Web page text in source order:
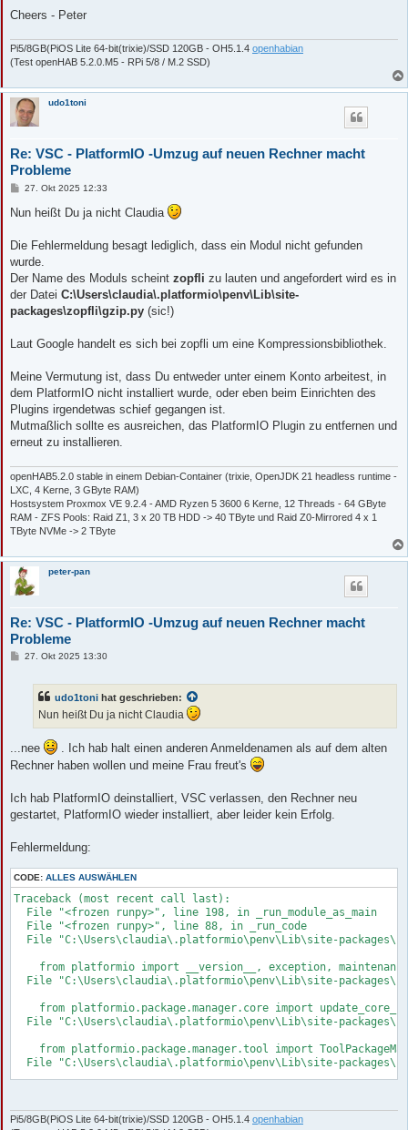
========================= [FAILED] Took 131.48 seconds
Environment    Status    Duration
-------------  --------  ------------
tasmota32c3    FAILED    00:02:11.481
==================== 1 failed, 0 succeeded in 00:02:11.481
Environment    Status    Duration
tasmota-4M     FAILED    00:00:09.700
*  Der Terminalprozess
Cheers - Peter
Pi5/8GB(PiOS Lite 64-bit(trixie)/SSD 120GB - OH5.1.4 openhabian
(Test openHAB 5.2.0.M5 - RPi 5/8 / M.2 SSD)
udo1toni
Re: VSC - PlatformIO -Umzug auf neuen Rechner macht
Probleme
B
t
a
g
27. Okt 2025 12:33
Nun heißt Du ja nicht Claudia
Die Fehlermeldung besagt lediglich, dass ein Modul nicht gefunden
wurde.
Der Name des Moduls scheint zopfli zu lauten und angefordert wird es in
der Datei C:\Users\claudia\.platformio\penv\Lib\site-
packages\zopfli\gzip.py (sic!)
Laut Google handelt es sich bei zopfli um eine Kompressionsbibliothek.
Meine Vermutung ist, dass Du entweder unter einem Konto arbeitest, in
dem PlatformIO nicht installiert wurde, oder eben beim Einrichten des
Plugins irgendetwas schief gegangen ist.
Mutmaßlich sollte es ausreichen, das PlatformIO Plugin zu entfernen und
erneut zu installieren.
openHAB5.2.0 stable in einem Debian-Container (trixie, OpenJDK 21 headless runtime -
LXC, 4 Kerne, 3 GByte RAM)
Hostsystem Proxmox VE 9.2.4 - AMD Ryzen 5 3600 6 Kerne, 12 Threads - 64 GByte
RAM - ZFS Pools: Raid Z1, 3 x 20 TB HDD -> 40 TByte und Raid Z0-Mirrored 4 x 1
TByte NVMe -> 2 TByte
peter-pan
Re: VSC - PlatformIO -Umzug auf neuen Rechner macht
Probleme
B27. Okt 2025 13:30
udo1toni hat geschrieben:
Nun heißt Du ja nicht Claudia
...nee
. Ich hab halt einen anderen Anmeldenamen als auf dem alten
Rechner haben wollen und meine Frau freut's
Ich hab PlatformIO deinstalliert, VSC verlassen, den Rechner neu
gestartet, PlatformIO wieder installiert, aber leider kein Erfolg.
Fehlermeldung:
CODE: ALLES AUSWÄHLEN
Traceback (most recent call last):
  File "<frozen runpy>", line 198, in _run_module_as_main
  File "<frozen runpy>", line 88, in _run_code
File "C:\Users\claudia\.platformio\penv\Lib\site-
    from platformio import __version__, exception, maintenance
File "C:\Users\claudia\.platformio\penv\Lib\site-
from platformio.package.manager.core import
File "C:\Users\claudia\.platformio\penv\Lib\site-
from platformio.package.manager.tool import
File "C:\Users\claudia\.platformio\penv\Lib\site-
from platformio.package.manager._download import
Pi5/8GB(PiOS Lite 64-bit(trixie)/SSD 120GB - OH5.1.4 openhabian